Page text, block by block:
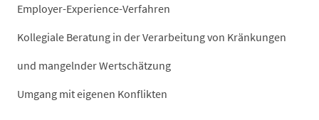
Employer-Experience-Verfahren
Kollegiale Beratung in der Verarbeitung von Kränkungen
und mangelnder Wertschätzung
Umgang mit eigenen Konflikten